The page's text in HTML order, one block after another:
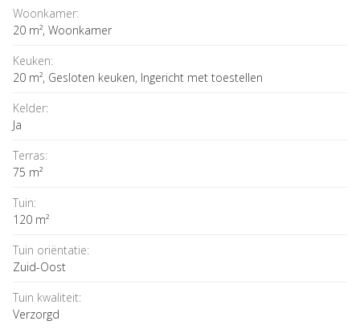
Woonkamer:
20 m², Woonkamer
Keuken:
20 m², Gesloten keuken, Ingericht met toestellen
Kelder:
Ja
Terras:
75 m²
Tuin:
120 m²
Tuin oriëntatie:
Zuid-Oost
Tuin kwaliteit:
Verzorgd